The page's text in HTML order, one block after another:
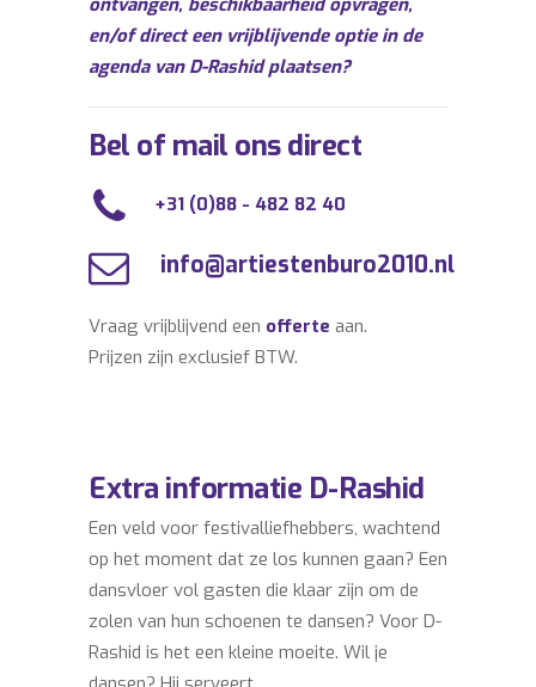
ontvangen, beschikbaarheid opvragen,
en/of direct een vrijblijvende optie in de
agenda van D-Rashid plaatsen?
Bel of mail ons direct
+31 (0)88 - 482 82 40
info@artiestenburo2010.nl
Vraag vrijblijvend een offerte aan.
Prijzen zijn exclusief BTW.
Extra informatie D-Rashid
Een veld voor festivalliefhebbers, wachtend
op het moment dat ze los kunnen gaan? Een
dansvloer vol gasten die klaar zijn om de
zolen van hun schoenen te dansen? Voor D-
Rashid is het een kleine moeite. Wil je